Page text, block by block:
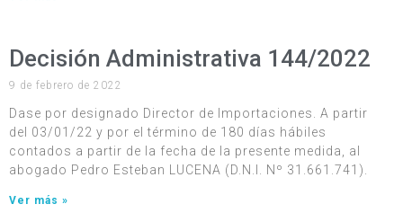
Decisión Administrativa 144/2022
9 de febrero de 2022
Dase por designado Director de Importaciones. A partir
del 03/01/22 y por el término de 180 días hábiles
contados a partir de la fecha de la presente medida, al
abogado Pedro Esteban LUCENA (D.N.I. Nº 31.661.741).
Ver más »